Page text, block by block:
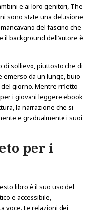
e ai loro genitori, The
sono state una delusione
del fascino che
il background dell’autore è
di sollievo, piuttosto che di
emerso da un lungo, buio
giorno. Mentre rifletto
i giovani leggere ebook
la narrazione che si
e gradualmente i suoi
per i
libro è il suo uso del
e accessibile,
voce. Le relazioni dei